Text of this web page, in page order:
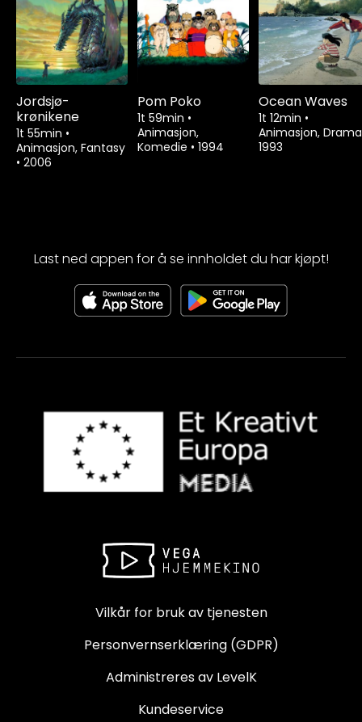
Jordsjø-
krønikene
1t 55min •
Animasjon, Fantasy
• 2006
Pom Poko
1t 59min •
Animasjon,
Komedie • 1994
Ocean Waves
1t 12min •
Animasjon,
1993
Last ned appen for å se innholdet du har kjøpt!
Vilkår for bruk av tjenesten
Personvernserklæring (GDPR)
Administreres av LevelK
Kundeservice